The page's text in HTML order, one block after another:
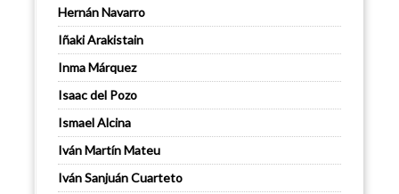
Hernán Navarro
Iñaki Arakistain
Inma Márquez
Isaac del Pozo
Ismael Alcina
Iván Martín Mateu
Iván Sanjuán Cuarteto